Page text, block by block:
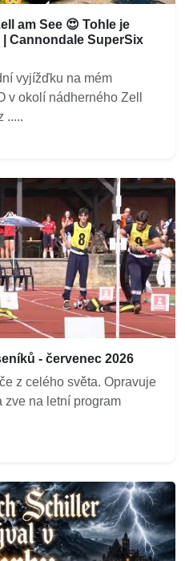
am See 😍 Tohle je
Cannondale SuperSix
vyjížďku na mém
v okolí nádherného Zell
.....
- červenec 2026
z celého světa. Opravuje
zve na letní program